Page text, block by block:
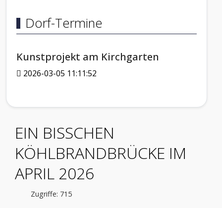
Dorf-Termine
Kunstprojekt am Kirchgarten
2026-03-05 11:11:52
EIN BISSCHEN
KÖHLBRANDBRÜCKE IM
APRIL 2026
Zugriffe: 715